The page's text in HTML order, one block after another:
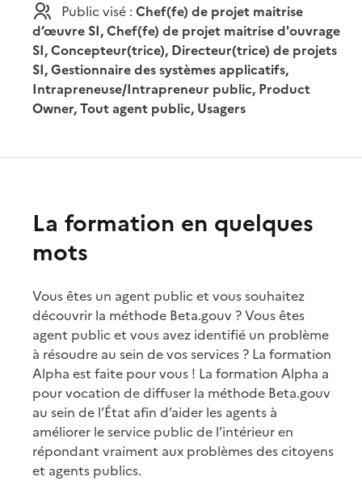
Public visé : Chef(fe) de projet maitrise
d’œuvre SI, Chef(fe) de projet maitrise d'ouvrage
SI, Concepteur(trice), Directeur(trice) de projets
SI, Gestionnaire des systèmes applicatifs,
Intrapreneuse/Intrapreneur public, Product
Owner, Tout agent public, Usagers
La formation en quelques
mots
Vous êtes un agent public et vous souhaitez
découvrir la méthode Beta.gouv ? Vous êtes
agent public et vous avez identifié un problème
à résoudre au sein de vos services ? La formation
Alpha est faite pour vous ! La formation Alpha a
pour vocation de diffuser la méthode Beta.gouv
au sein de l’État afin d’aider les agents à
améliorer le service public de l’intérieur en
répondant vraiment aux problèmes des citoyens
et agents publics.